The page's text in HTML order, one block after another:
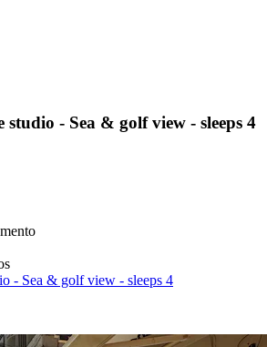
- Sea & golf view - sleeps 4
- Sea & golf view - sleeps 4